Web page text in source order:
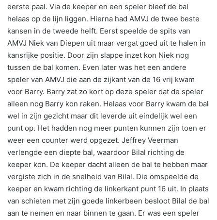
eerste paal. Via de keeper en een speler bleef de bal
helaas op de lijn liggen. Hierna had AMVJ de twee beste
kansen in de tweede helft. Eerst speelde de spits van
AMVJ Niek van Diepen uit maar vergat goed uit te halen in
kansrijke positie. Door zijn slappe inzet kon Niek nog
tussen de bal komen. Even later was het een andere
speler van AMVJ die aan de zijkant van de 16 vrij kwam
voor Barry. Barry zat zo kort op deze speler dat de speler
alleen nog Barry kon raken. Helaas voor Barry kwam de bal
wel in zijn gezicht maar dit leverde uit eindelijk wel een
punt op. Het hadden nog meer punten kunnen zijn toen er
weer een counter werd opgezet. Jeffrey Veerman
verlengde een diepte bal, waardoor Bilal richting de
keeper kon. De keeper dacht alleen de bal te hebben maar
vergiste zich in de snelheid van Bilal. Die omspeelde de
keeper en kwam richting de linkerkant punt 16 uit. In plaats
van schieten met zijn goede linkerbeen besloot Bilal de bal
aan te nemen en naar binnen te gaan. Er was een speler